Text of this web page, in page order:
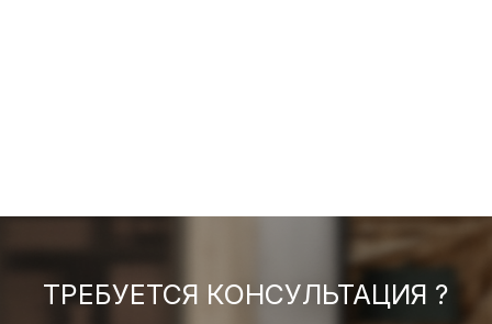
ТРЕБУЕТСЯ КОНСУЛЬТАЦИЯ ?